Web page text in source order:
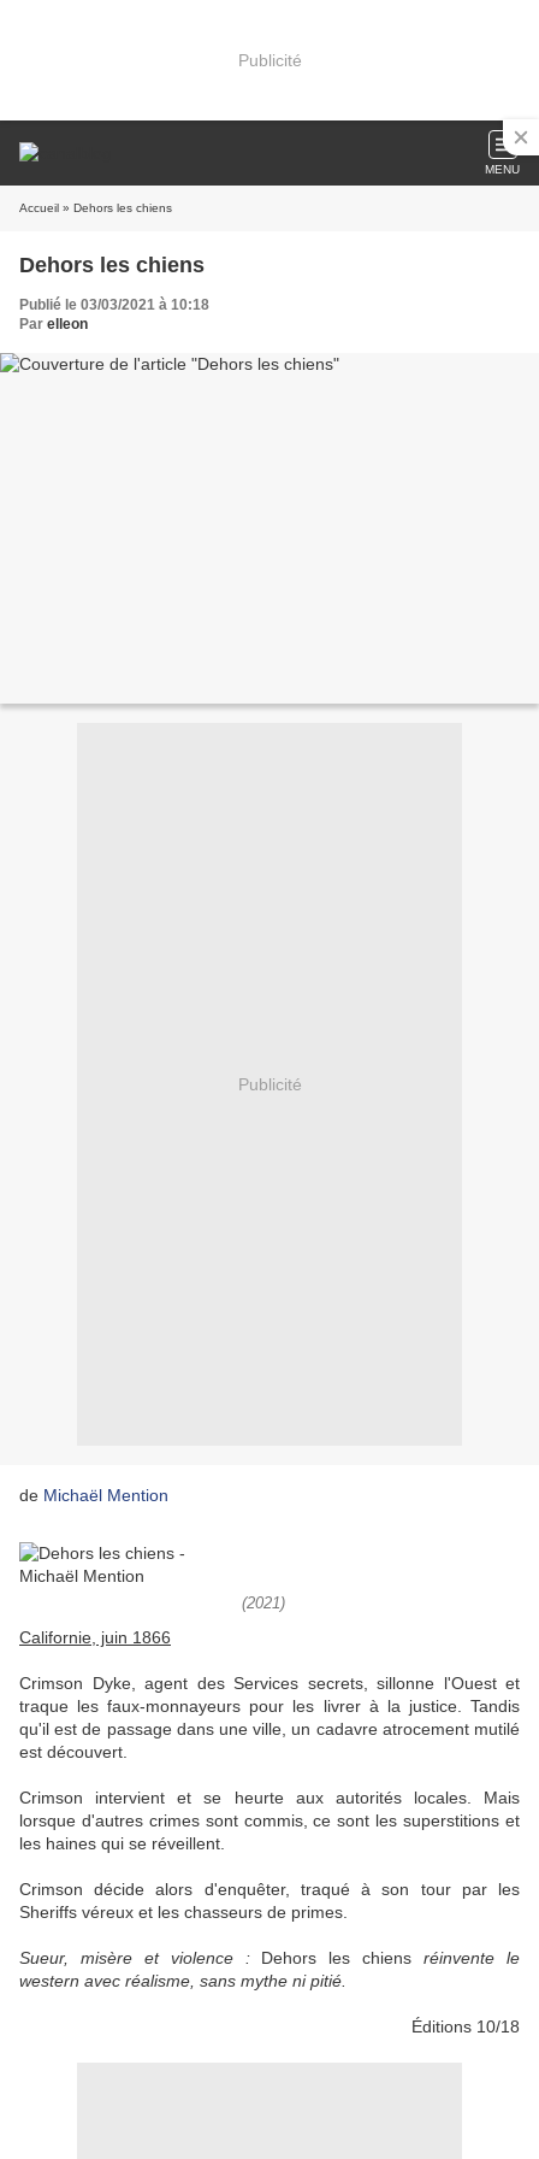
Publicité
MENU
Accueil » Dehors les chiens
Dehors les chiens
Publié le 03/03/2021 à 10:18
Par elleon
Publicité
de Michaël Mention
(2021)
Californie, juin 1866
Crimson Dyke, agent des Services secrets, sillonne l'Ouest et
traque les faux-monnayeurs pour les livrer à la justice. Tandis
qu'il est de passage dans une ville, un cadavre atrocement mutilé
est découvert.
Crimson intervient et se heurte aux autorités locales. Mais
lorsque d'autres crimes sont commis, ce sont les superstitions et
les haines qui se réveillent.
Crimson décide alors d'enquêter, traqué à son tour par les
Sheriffs véreux et les chasseurs de primes.
Sueur, misère et violence : Dehors les chiens réinvente le
western avec réalisme, sans mythe ni pitié.
Éditions 10/18